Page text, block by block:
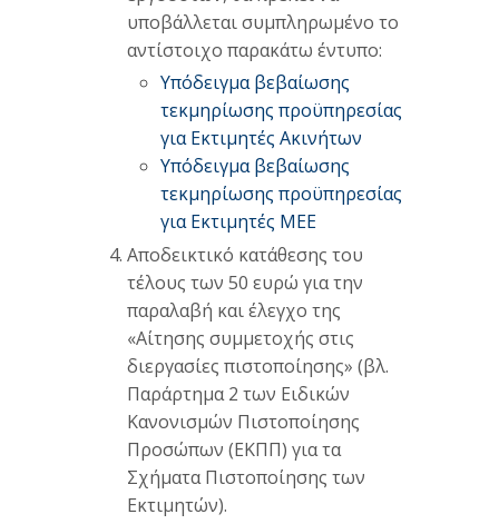
υποβάλλεται συμπληρωμένο το
αντίστοιχο παρακάτω έντυπο:
Υπόδειγμα βεβαίωσης
τεκμηρίωσης προϋπηρεσίας
για Εκτιμητές Ακινήτων
Υπόδειγμα βεβαίωσης
τεκμηρίωσης προϋπηρεσίας
για Εκτιμητές ΜΕΕ
Αποδεικτικό κατάθεσης του
τέλους των 50 ευρώ για την
παραλαβή και έλεγχο της
«Αίτησης συμμετοχής στις
διεργασίες πιστοποίησης» (βλ.
Παράρτημα 2 των Ειδικών
Κανονισμών Πιστοποίησης
Προσώπων (ΕΚΠΠ) για τα
Σχήματα Πιστοποίησης των
Εκτιμητών).